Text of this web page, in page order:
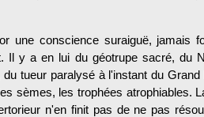
une conscience suraiguë, jamais
Il y a en lui du géotrupe sacré, du
du tueur paralysé à l'instant du
sèmes, les trophées atrophiables.
n'en finit pas de ne pas